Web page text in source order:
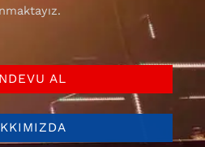
AL